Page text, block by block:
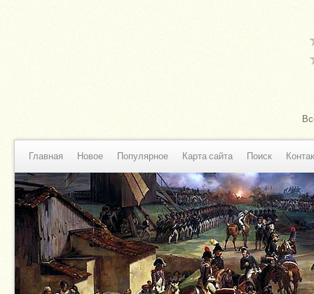
Главная Новое Популярное Карта сайта Поиск